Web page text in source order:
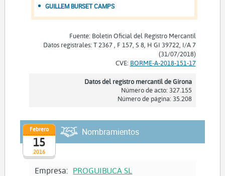
GUILLEM BURSET CAMPS
Fuente: Boletín Oficial del Registro Mercantil
Datos registrales: T 2367 , F 157, S 8, H GI 39722, I/A 7
(31/07/2018)
CVE: BORME-A-2018-151-17
Datos del registro mercantil de Girona
Número de acto: 327.155
Número de página: 35.208
2016
Febrero
15
Nombramientos
Empresa: PROGUIBUCA SL